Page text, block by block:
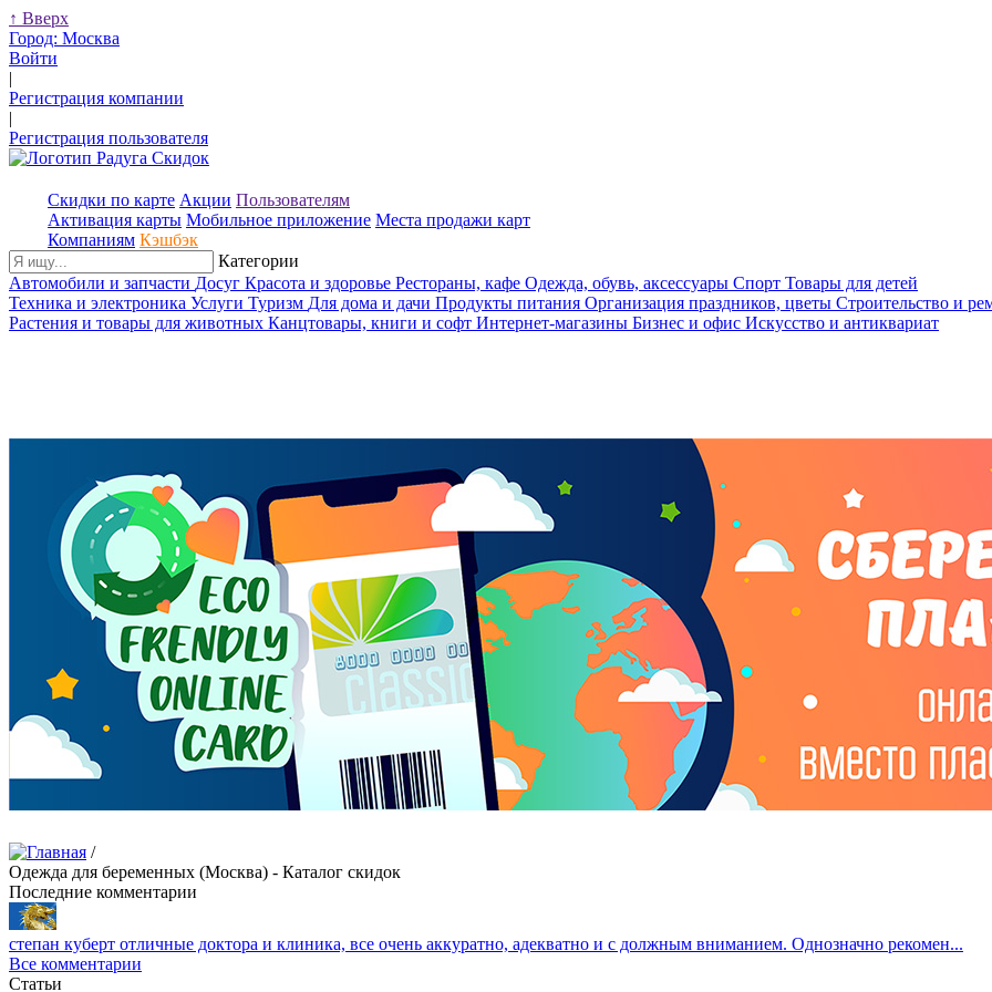
↑ Вверх
Город: Москва
Войти
|
Регистрация компании
|
Регистрация пользователя
Скидки по карте Акции Пользователям
Активация карты Мобильное приложение Места продажи карт
Компаниям Кэшбэк
Категории
Автомобили и запчасти Досуг Красота и здоровье Рестораны, кафе Одежда, обувь, аксессуары Спорт Товары для детей
Техника и электроника Услуги Туризм Для дома и дачи Продукты питания Организация праздников, цветы Строительство и
Растения и товары для животных Канцтовары, книги и софт Интернет-магазины Бизнес и офис Искусство и антиквариат
/
Одежда для беременных (Москва) - Каталог скидок
Последние комментарии
степан куберт отличные доктора и клиника, все очень аккуратно, адекватно и с должным вниманием. Однозначно рекомен...
Все комментарии
Статьи